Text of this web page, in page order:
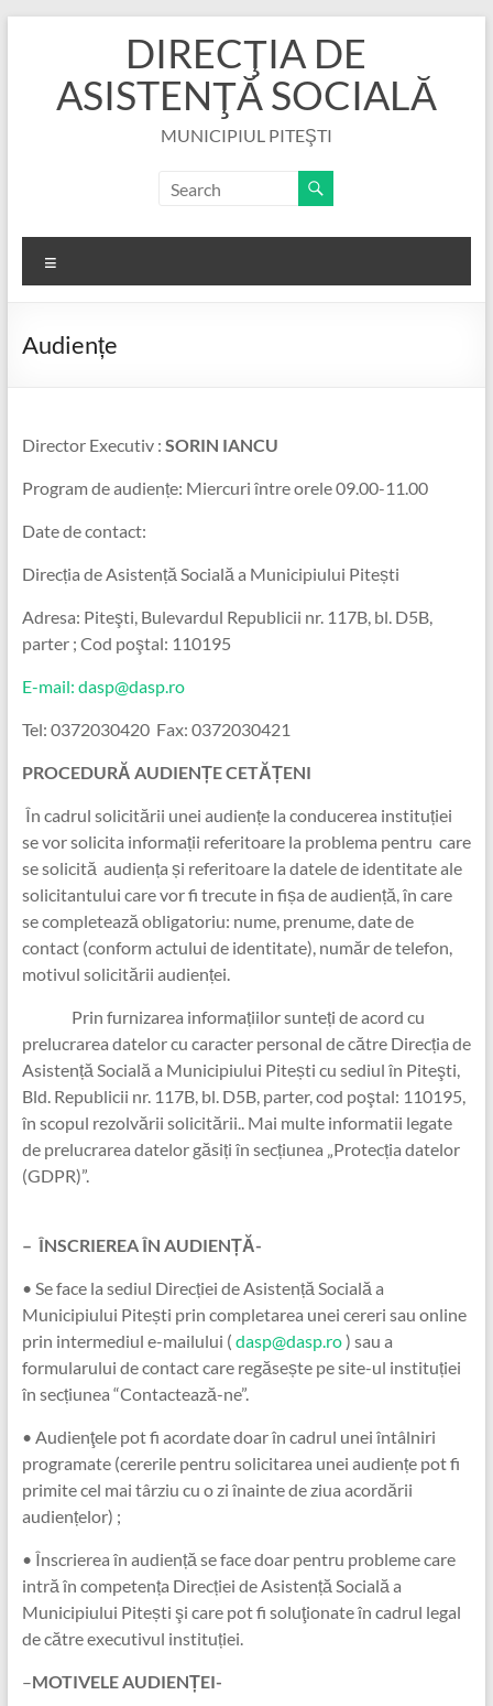
DIRECŢIA DE
ASISTENŢĂ SOCIALĂ
MUNICIPIUL PITEŞTI
Audiențe
Director Executiv : SORIN IANCU
Program de audiențe: Miercuri între orele 09.00-11.00
Date de contact:
Direcția de Asistență Socială a Municipiului Pitești
Adresa: Piteşti, Bulevardul Republicii nr. 117B, bl. D5B,
parter ; Cod poştal: 110195
E-mail: dasp@dasp.ro
Tel: 0372030420 Fax: 0372030421
PROCEDURĂ AUDIENȚE CETĂȚENI
În cadrul solicitării unei audiențe la conducerea instituției
se vor solicita informații referitoare la problema pentru care
se solicită audiența și referitoare la datele de identitate ale
solicitantului care vor fi trecute in fișa de audiență, în care
se completează obligatoriu: nume, prenume, date de
contact (conform actului de identitate), număr de telefon,
motivul solicitării audienței.
Prin furnizarea informațiilor sunteți de acord cu
prelucrarea datelor cu caracter personal de către Direcția de
Asistență Socială a Municipiului Pitești cu sediul în Piteşti,
Bld. Republicii nr. 117B, bl. D5B, parter, cod poştal: 110195,
în scopul rezolvării solicitării.. Mai multe informatii legate
de prelucrarea datelor găsiți în secțiunea „Protecția datelor
(GDPR)”.
– ÎNSCRIEREA ÎN AUDIENȚĂ-
• Se face la sediul Direcției de Asistență Socială a
Municipiului Pitești prin completarea unei cereri sau online
prin intermediul e-mailului ( dasp@dasp.ro) sau a
formularului de contact care regăsește pe site-ul instituției
în secțiunea “Contactează-ne”.
• Audienţele pot fi acordate doar în cadrul unei întâlniri
programate (cererile pentru solicitarea unei audiențe pot fi
primite cel mai târziu cu o zi înainte de ziua acordării
audiențelor) ;
• Înscrierea în audiență se face doar pentru probleme care
intră în competența Direcției de Asistență Socială a
Municipiului Pitești şi care pot fi soluţionate în cadrul legal
de către executivul instituției.
–MOTIVELE AUDIENȚEI-